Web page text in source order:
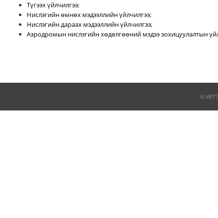
Түгээх үйлчилгээ;
Нислэгийн өмнөх мэдээллийн үйлчилгээ;
Нислэгийн дараах мэдээллийн үйлчилгээ;
Аэродромын нислэгийн хөдөлгөөний мэдээ зохицуулалтын
©